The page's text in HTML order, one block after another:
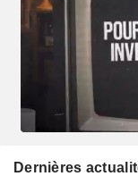
Dernières